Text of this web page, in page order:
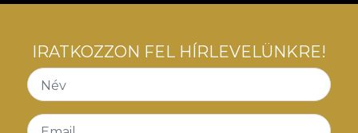
IRATKOZZON FEL HÍRLEVELÜNKRE!
Név